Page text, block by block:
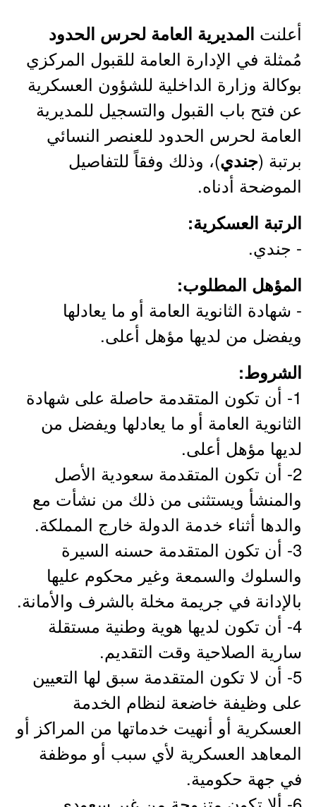
أعلنت المديرية العامة لحرس الحدود
مُمثلة في الإدارة العامة للقبول المركزي
بوكالة وزارة الداخلية للشؤون العسكرية
عن فتح باب القبول والتسجيل للمديرية
العامة لحرس الحدود للعنصر النسائي
برتبة (جندي)، وذلك وفقاً للتفاصيل
الموضحة أدناه.
الرتبة العسكرية:
- جندي.
المؤهل المطلوب:
- شهادة الثانوية العامة أو ما يعادلها
ويفضل من لديها مؤهل أعلى.
الشروط:
1- أن تكون المتقدمة حاصلة على شهادة
الثانوية العامة أو ما يعادلها ويفضل من
لديها مؤهل أعلى.
2- أن تكون المتقدمة سعودية الأصل
والمنشأ ويستثنى من ذلك من نشأت مع
والدها أثناء خدمة الدولة خارج المملكة.
3- أن تكون المتقدمة حسنه السيرة
والسلوك والسمعة وغير محكوم عليها
بالإدانة في جريمة مخلة بالشرف والأمانة.
4- أن تكون لديها هوية وطنية مستقلة
سارية الصلاحية وقت التقديم.
5- أن لا تكون المتقدمة سبق لها التعيين
على وظيفة خاضعة لنظام الخدمة
العسكرية أو أنهيت خدماتها من المراكز أو
المعاهد العسكرية لأي سبب أو موظفة
في جهة حكومية.